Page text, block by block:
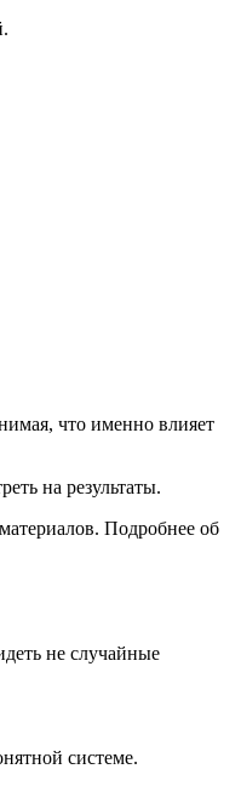
что именно влияет
на результаты.
Подробнее об
не случайные
системе.